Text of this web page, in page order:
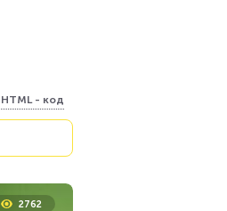
HTML - код
2762